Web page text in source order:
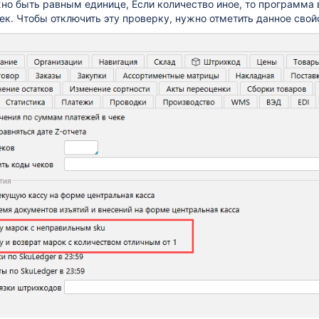
быть равным единице, Если количество иное, то
Чтобы отключить эту проверку, нужно отметить данное